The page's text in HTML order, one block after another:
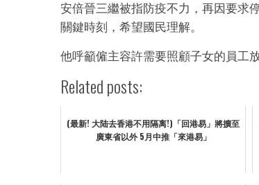
安倍晉三繼被指防疫不力，再因要求
關鍵時刻，希望國民理解。
他呼籲僱主容許需要照顧子女的員工
Related posts:
(最新! 大陆去香港不用隔离!)「回港易」將擴至
廣東省以外 5月中推「來港易」